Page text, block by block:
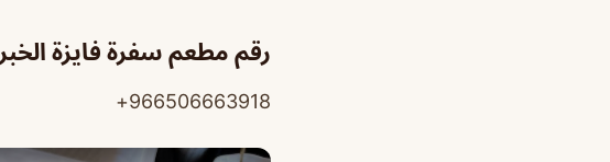
رقم مطعم سفرة فايزة الخبر
966506663918+